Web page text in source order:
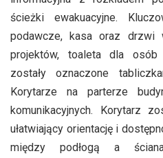
ścieżki ewakuacyjne.
podawcze, kasa oraz drzwi
projektów, toaleta dla osób
zostały oznaczone
Korytarze na parterze
komunikacyjnych. Korytarz
ułatwiający orientację i
między podłogą a